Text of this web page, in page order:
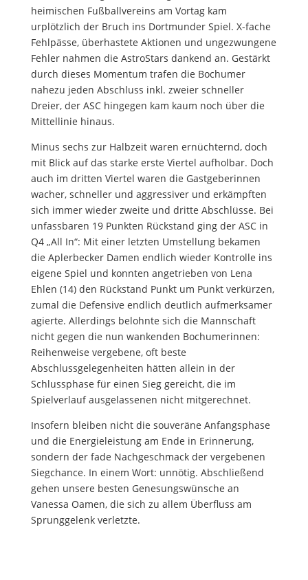
heimischen Fußballvereins am Vortag kam
urplötzlich der Bruch ins Dortmunder Spiel. X-fache
Fehlpässe, überhastete Aktionen und ungezwungene
Fehler nahmen die AstroStars dankend an. Gestärkt
durch dieses Momentum trafen die Bochumer
nahezu jeden Abschluss inkl. zweier schneller
Dreier, der ASC hingegen kam kaum noch über die
Mittellinie hinaus.
Minus sechs zur Halbzeit waren ernüchternd, doch
mit Blick auf das starke erste Viertel aufholbar. Doch
auch im dritten Viertel waren die Gastgeberinnen
wacher, schneller und aggressiver und erkämpften
sich immer wieder zweite und dritte Abschlüsse. Bei
unfassbaren 19 Punkten Rückstand ging der ASC in
Q4 „All In“: Mit einer letzten Umstellung bekamen
die Aplerbecker Damen endlich wieder Kontrolle ins
eigene Spiel und konnten angetrieben von Lena
Ehlen (14) den Rückstand Punkt um Punkt verkürzen,
zumal die Defensive endlich deutlich aufmerksamer
agierte. Allerdings belohnte sich die Mannschaft
nicht gegen die nun wankenden Bochumerinnen:
Reihenweise vergebene, oft beste
Abschlussgelegenheiten hätten allein in der
Schlussphase für einen Sieg gereicht, die im
Spielverlauf ausgelassenen nicht mitgerechnet.
Insofern bleiben nicht die souveräne Anfangsphase
und die Energieleistung am Ende in Erinnerung,
sondern der fade Nachgeschmack der vergebenen
Siegchance. In einem Wort: unnötig. Abschließend
gehen unsere besten Genesungswünsche an
Vanessa Oamen, die sich zu allem Überfluss am
Sprunggelenk verletzte.